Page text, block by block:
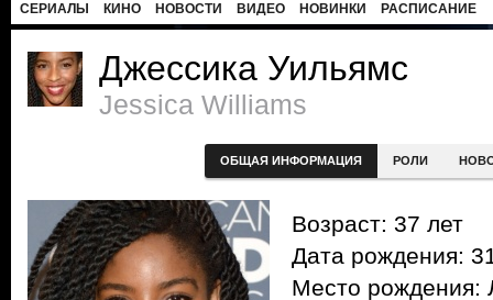
СЕРИАЛЫ КИНО НОВОСТИ ВИДЕО НОВИНКИ РАСПИСАНИЕ
Джессика Уильямс
Jessica Williams
ОБЩАЯ ИНФОРМАЦИЯ РОЛИ
Возраст: 37 лет
Дата рождения:
Место рождения: